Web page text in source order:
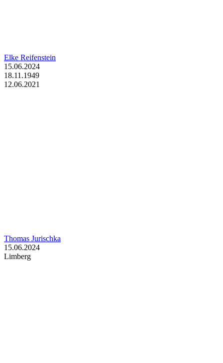
Elke Reifenstein
15.06.2024
18.11.1949
12.06.2021
Thomas Jurischka
15.06.2024
Limberg